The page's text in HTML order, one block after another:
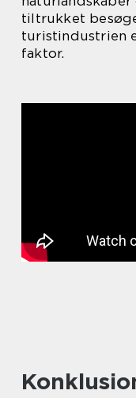
tiltrukket
turistindustrien
faktor.